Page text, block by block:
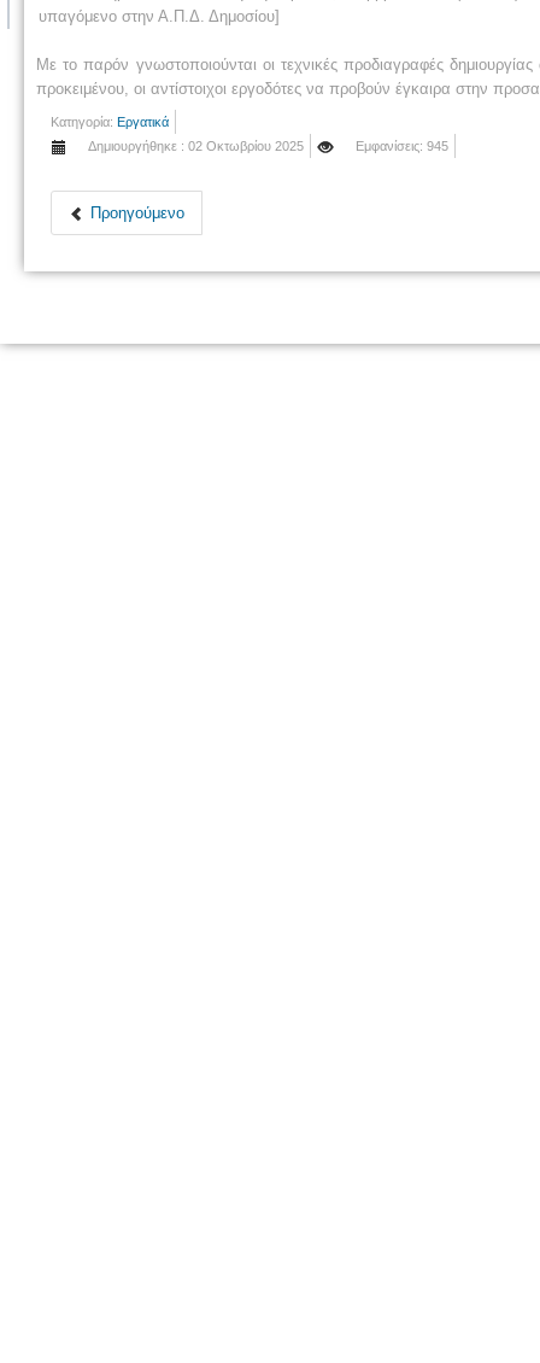
υπαγόμενο στην Α.Π.Δ. Δημοσίου]
Με το παρόν γνωστοποιούνται οι τεχνικές προδιαγραφές
προκειμένου, οι αντίστοιχοι εργοδότες να προβούν έγκαιρα στην
Κατηγορία: Εργατικά
Δημιουργήθηκε : 02 Οκτωβρίου 2025
Εμφανίσεις: 945
Προηγούμενο